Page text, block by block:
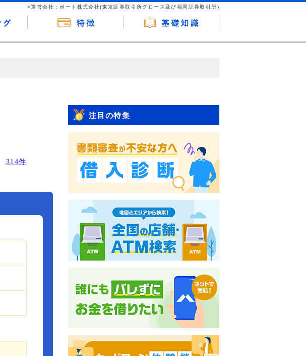
>運営会社：ポート株式会社(東京証券取引所グロース及び福岡証券取引所)
314件
注目の特集